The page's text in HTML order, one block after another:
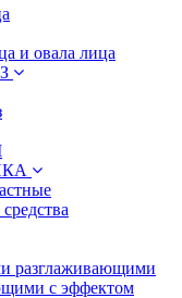
и овала лица
разглаживающими
с эффектом